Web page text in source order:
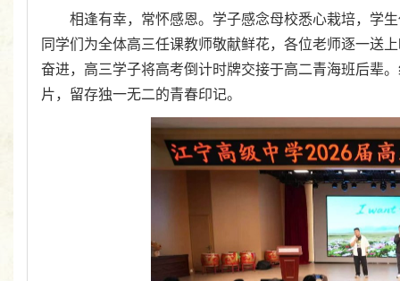
相逢有幸，常怀感恩。学子感念母校悉心栽培，学
同学们为全体高三任课教师敬献鲜花，各位老师逐一送
奋进，高三学子将高考倒计时牌交接于高二青海班后辈
片，留存独一无二的青春印记。